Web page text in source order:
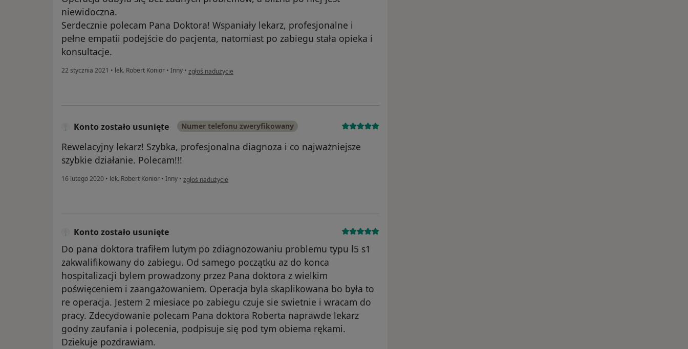
niewidoczna.
Serdecznie polecam Pana Doktora! Wspaniały lekarz, profesjonalne i
pełne empatii podejście do pacjenta, natomiast po zabiegu stała opieka i
konsultacje.
22 stycznia 2021 • lek. Robert Konior • Inny • w opinii użytkownika Anna
zgłoś nadużycie
Konto zostało usunięte Numer telefonu zweryfikowany
Rewelacyjny lekarz! Szybka, profesjonalna diagnoza i co najważniejsze
szybkie działanie. Polecam!!!
16 lutego 2020 • lek. Robert Konior • Inny • w opinii użytkownika Konto zostało usunięte
zgłoś nadużycie
Konto zostało usunięte
Do pana doktora trafiłem lutym po zdiagnozowaniu problemu typu l5 s1
zakwalifikowany do zabiegu. Od samego początku az do konca
hospitalizacji bylem prowadzony przez Pana doktora z wielkim
poświęceniem i zaangażowaniem. Operacja byla skaplikowana bo była to
re operacja. Jestem 2 miesiace po zabiegu czuje sie swietnie i wracam do
pracy. Zdecydowanie polecam Pana doktora Roberta naprawde lekarz
godny zaufania i polecenia, podpisuje się pod tym obiema rękami.
Dziekuje pozdrawiam.